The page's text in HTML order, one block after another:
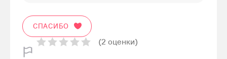
СПАСИБО
(2 оценки)